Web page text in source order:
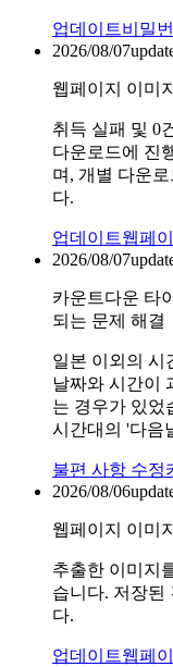
업데이트비밀
2026/08/07
웹페이지 이미
취득 실패 및 0
다운로드에 진
며, 개별 다운
다.
업데이트웹페
2026/08/07
카운트다운 타
되는 문제 해결
일본 이외의 시
날짜와 시간이
는 경우가 있었
시간대의 '다음
불편 사항 수정
2026/08/06
웹페이지 이미
추출한 이미지
습니다. 저장된
다.
업데이트웹페